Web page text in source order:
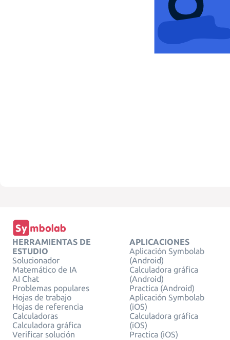
HERRAMIENTAS DE
ESTUDIO
Solucionador
Matemático de IA
AI Chat
Problemas populares
Hojas de trabajo
Hojas de referencia
Calculadoras
Calculadora gráfica
Verificar solución
APLICACIONES
Aplicación Symbolab
(Android)
Calculadora gráfica
(Android)
Practica (Android)
Aplicación Symbolab
(iOS)
Calculadora gráfica
(iOS)
Practica (iOS)